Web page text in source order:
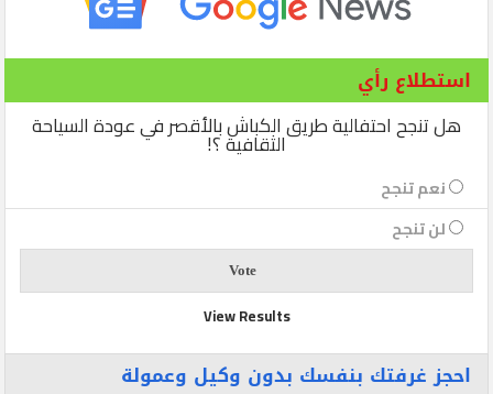
استطلاع رأي
هل تنجح احتفالية طريق الكباش بالأقصر في عودة السياحة
الثقافية ؟!
نعم تنجح
لن تنجح
View Results
احجز غرفتك بنفسك بدون وكيل وعمولة